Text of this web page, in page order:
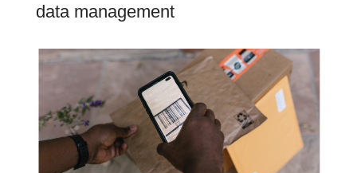
data management